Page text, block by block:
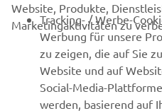
B2B
MEHR VON YAMAHA
SUPPORT
Website, Produkte,
Marketingaktivitäten zu
Tracking- / Werbe-
Werbung für unsere
zu zeigen, die auf Sie
Website und auf
Social-Media-
werden, basierend auf